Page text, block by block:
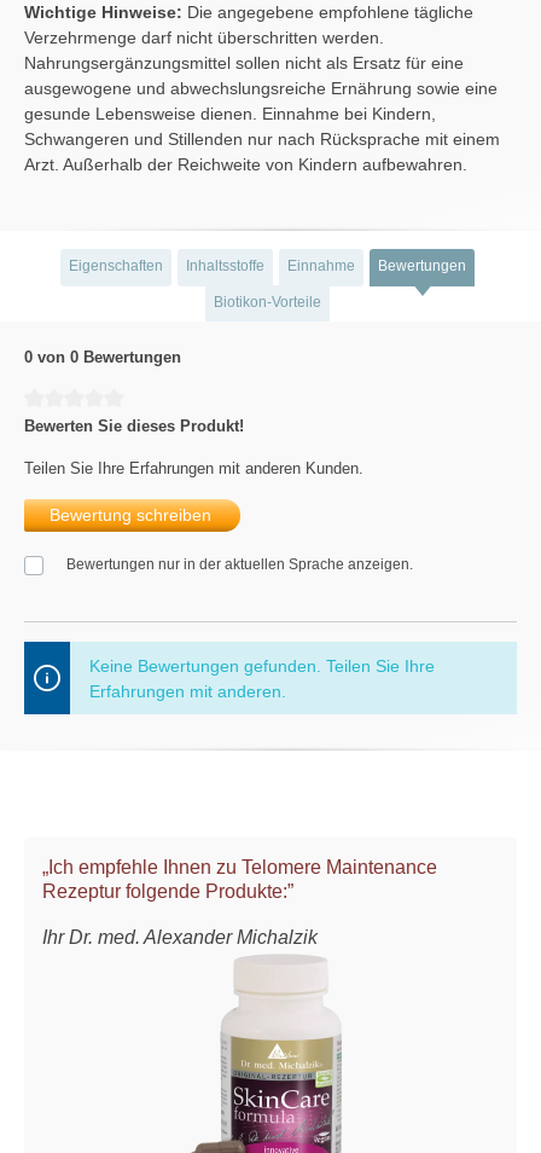
Wichtige Hinweise: Die angegebene empfohlene tägliche
Verzehrmenge darf nicht überschritten werden.
Nahrungsergänzungsmittel sollen nicht als Ersatz für eine
ausgewogene und abwechslungsreiche Ernährung sowie eine
gesunde Lebensweise dienen. Einnahme bei Kindern,
Schwangeren und Stillenden nur nach Rücksprache mit einem
Arzt. Außerhalb der Reichweite von Kindern aufbewahren.
Eigenschaften Inhaltsstoffe Einnahme Bewertungen
Biotikon-Vorteile
0 von 0 Bewertungen
Bewerten Sie dieses Produkt!
Teilen Sie Ihre Erfahrungen mit anderen Kunden.
Bewertung schreiben
Bewertungen nur in der aktuellen Sprache anzeigen.
Keine Bewertungen gefunden. Teilen Sie Ihre
Erfahrungen mit anderen.
„Ich empfehle Ihnen zu Telomere Maintenance
Rezeptur folgende Produkte:”
Ihr Dr. med. Alexander Michalzik